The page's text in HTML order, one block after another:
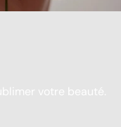
votre beauté.